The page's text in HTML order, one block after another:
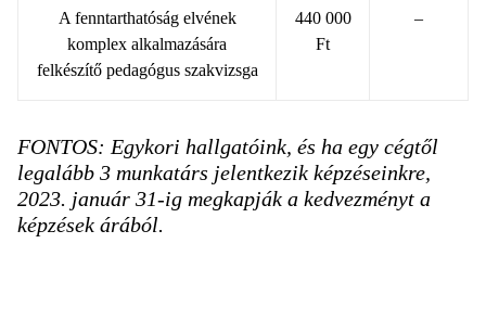
A fenntarthatóság elvének
komplex alkalmazására
felkészítő pedagógus szakvizsga
440 000
Ft
–
FONTOS: Egykori hallgatóink, és ha egy cégtől
legalább 3 munkatárs jelentkezik képzéseinkre,
2023. január 31-ig megkapják a kedvezményt a
képzések árából.